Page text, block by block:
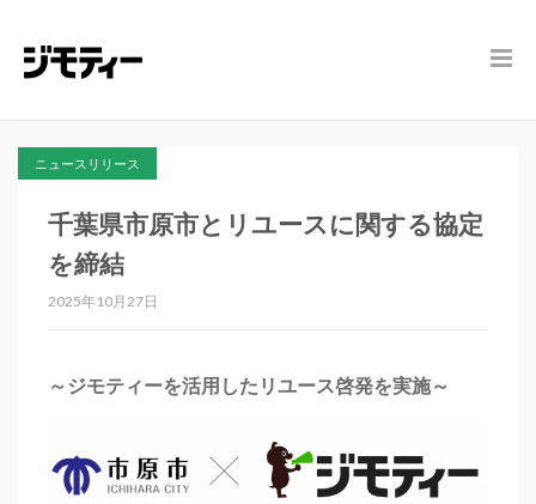
ニュースリリース
千葉県市原市とリユースに関する協定
を締結
2025年10月27日
～ジモティーを活用したリユース啓発を実施～